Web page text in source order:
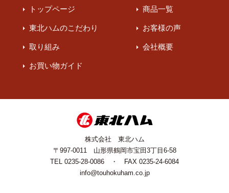
トップページ 商品一覧
東北ハムのこだわり お客様の声
取り組み 会社概要
お買い物ガイド
株式会社 東北ハム
〒997-0011 山形県鶴岡市宝田3丁目6-58
TEL 0235-28-0086 ・ FAX 0235-24-6084
info@touhokuham.co.jp